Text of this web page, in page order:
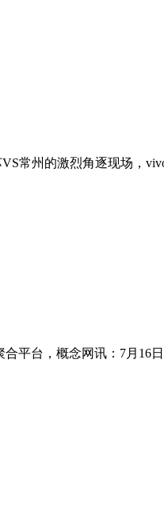
常州的激烈角逐现场，
平台，概念网讯：7月16